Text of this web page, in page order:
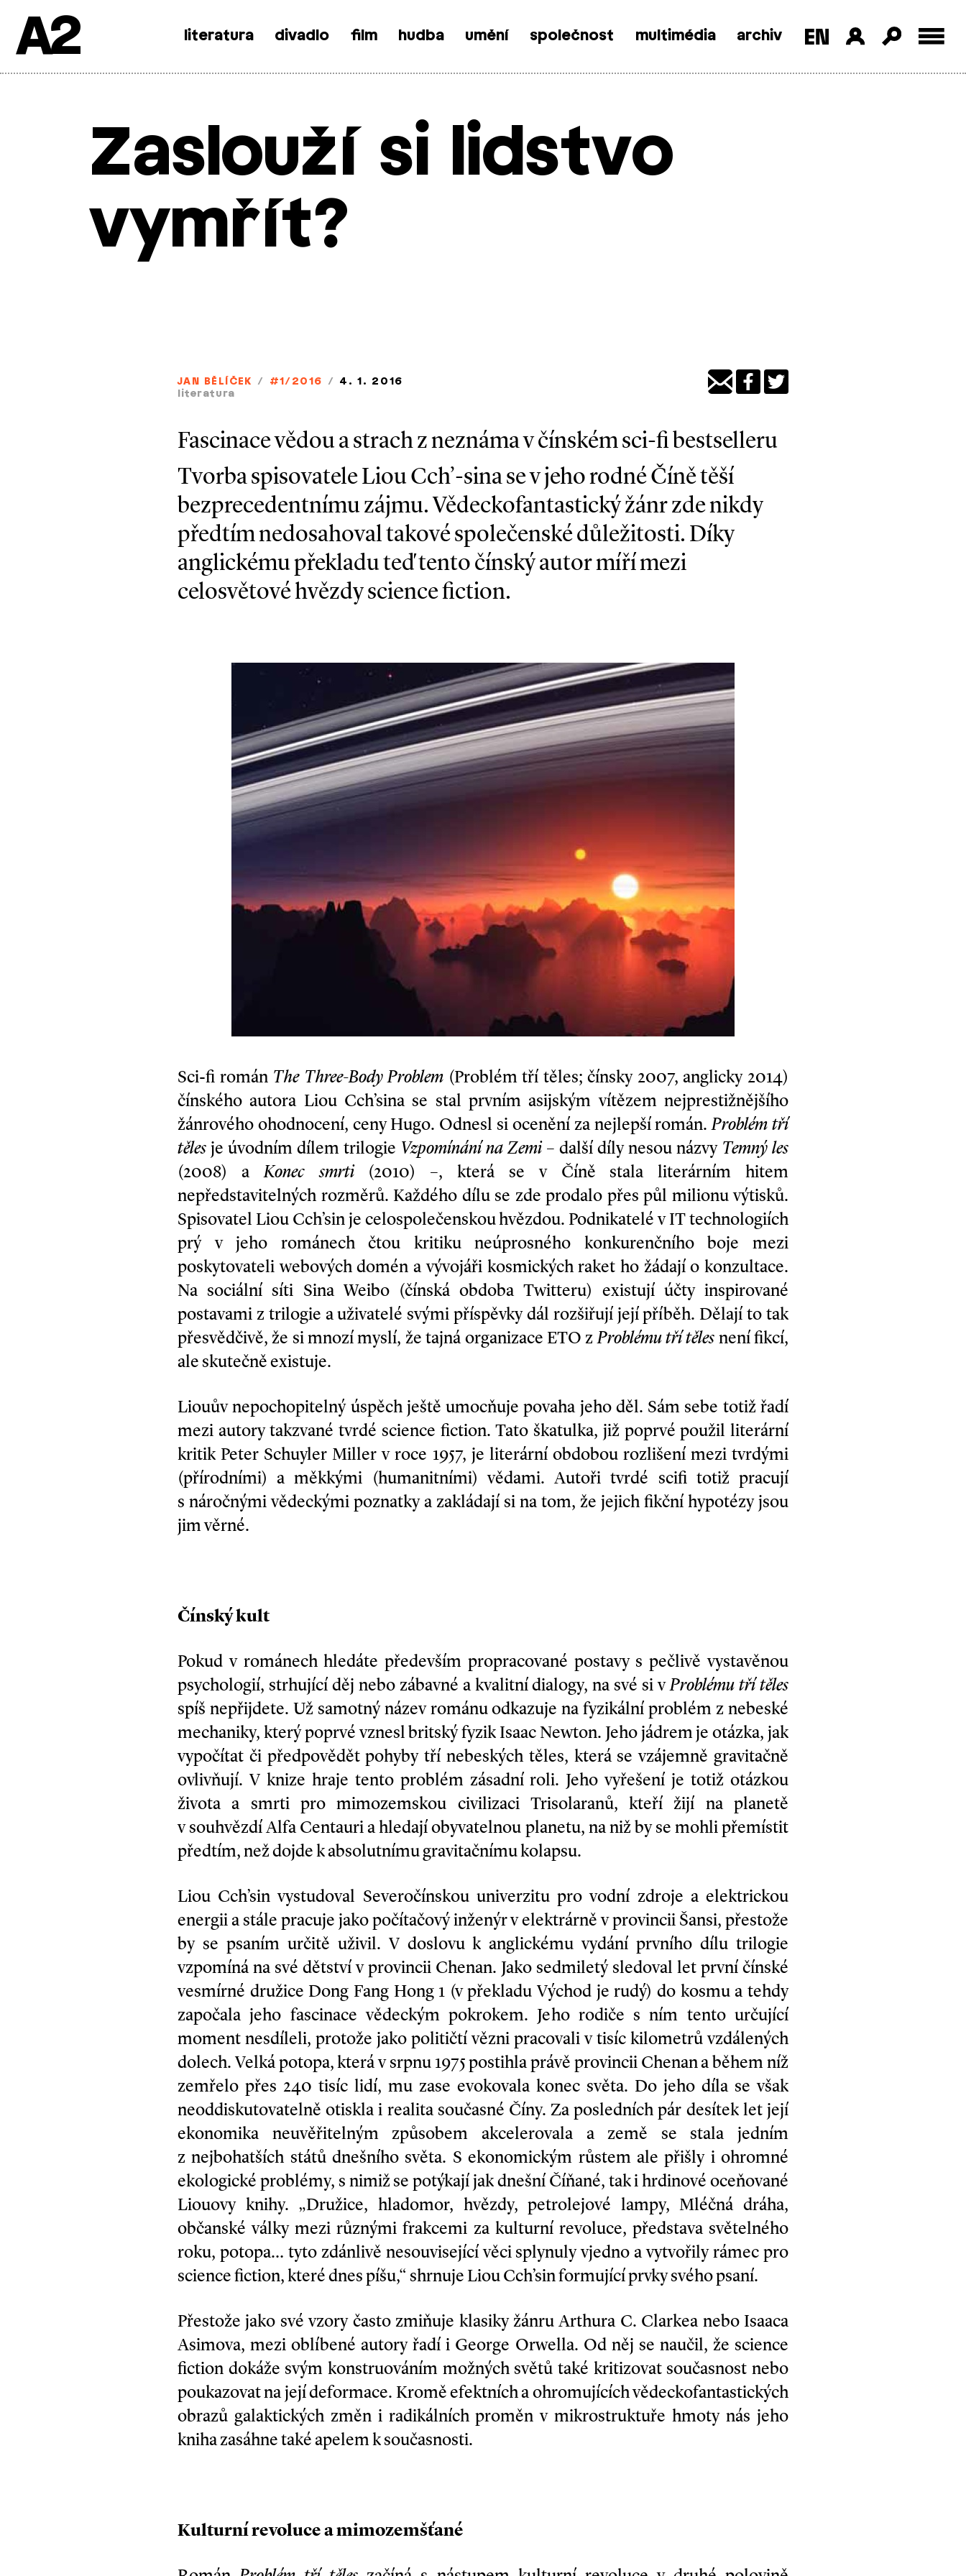
SkipA2 literatura divadlo film hudba umění společnost multimédia archiv
Zaslouží si lidstvo
vymřít?
JAN BĚLÍČEK / #1/2016 / 4. 1. 2016
literatura
Fascinace vědou a strach z neznáma v čínském sci­-fi bestselleru
Tvorba spisovatele Liou Cch’­-sina se v jeho rodné Číně těší
bezprecedentnímu zájmu. Vědeckofantastický žánr zde nikdy
předtím nedosahoval takové společenské důležitosti. Díky
anglickému překladu teď tento čínský autor míří mezi
celosvětové hvězdy science fiction.
Sci­-fi román The Three-Body Problem (Problém tří těles; čínsky 2007, anglicky 2014)
čínského autora Liou Cch’­sina se stal prvním asijským vítězem nejprestižnějšího
žánrového ohodnocení, ceny Hugo. Odnesl si ocenění za nejlepší román.Problém tří
těles je úvodním dílem trilogie Vzpomínání na Zemi– další díly nesou názvy Temný les
(2008) aKonec smrti(2010) –, která se v Číně stala literárním hitem
nepředstavitelných rozměrů. Každého dílu se zde prodalo přes půl milionu výtisků.
Spisovatel Liou Cch’­sin je celospolečenskou hvězdou. Podnikatelé v IT technologiích
prý v jeho románech čtou kritiku neúprosného konkurenčního boje mezi
poskytovateli webových domén a vývojáři kosmických raket ho žádají o konzultace.
Na sociální síti Sina Weibo (čínská obdoba Twitteru) existují účty inspirované
postavami z trilogie a uživatelé svými příspěvky dál rozšiřují její příběh. Dělají to tak
přesvědčivě, že si mnozí myslí, že tajná organizace ETO zProblému tří těles není fikcí,
ale skutečně existuje.
Liouův nepochopitelný úspěch ještě umocňuje povaha jeho děl. Sám sebe totiž řadí
mezi autory takzvané tvrdé science fiction. Tato škatulka, již poprvé použil literární
kritik Peter Schuyler Miller v roce 1957, je literární obdobou rozlišení mezi tvrdými
(přírodními) a měkkými (humanitními) vědami. Autoři tvrdé sci­fi totiž pracují
s náročnými vědeckými poznatky a zakládají si na tom, že jejich fikční hypotézy jsou
jim věrné.
Čínský kult
Pokud v románech hledáte především propracované postavy s pečlivě vystavěnou
psychologií, strhující děj nebo zábavné a kvalitní dialogy, na své si vProblému tří těles
spíš nepřijdete. Už samotný název románu odkazuje na fyzikální problém z nebeské
mechaniky, který poprvé vznesl britský fyzik Isaac Newton. Jeho jádrem je otázka, jak
vypočítat či předpovědět pohyby tří nebeských těles, která se vzájemně gravitačně
ovlivňují. V knize hraje tento problém zásadní roli. Jeho vyřešení je totiž otázkou
života a smrti pro mimozemskou civilizaci Trisolaranů, kteří žijí na planetě
v souhvězdí Alfa Centauri a hledají obyvatelnou planetu, na niž by se mohli přemístit
předtím, než dojde k absolutnímu gravitačnímu kolapsu.
Liou Cch’­sin vystudoval Severočínskou univerzitu pro vodní zdroje a elektrickou
energii a stále pracuje jako počítačový inženýr v elektrárně v provincii Šan­si, přestože
by se psaním určitě uživil. V doslovu k anglickému vydání prvního dílu trilogie
vzpomíná na své dětství v provincii Che­nan. Jako sedmiletý sledoval let první čínské
vesmírné družice Dong Fang Hong 1 (v překladu Východ je rudý) do kosmu a tehdy
započala jeho fascinace vědeckým pokrokem. Jeho rodiče s ním tento určující
moment nesdíleli, protože jako političtí vězni pracovali v tisíc kilometrů vzdálených
dolech. Velká potopa, která v srpnu 1975 postihla právě provincii Che­nan a během níž
zemřelo přes 240 tisíc lidí, mu zase evokovala konec světa. Do jeho díla se však
neoddiskutovatelně otiskla i realita současné Číny. Za posledních pár desítek let její
ekonomika neuvěřitelným způsobem akcelerovala a země se stala jedním
z nejbohatších států dnešního světa. S ekonomickým růstem ale přišly i ohromné
ekologické problémy, s nimiž se potýkají jak dnešní Číňané, tak i hrdinové oceňované
Liouovy knihy. „Družice, hladomor, hvězdy, petrolejové lampy, Mléčná dráha,
občanské války mezi různými frakcemi za kulturní revoluce, představa světelného
roku, potopa… tyto zdánlivě nesouvisející věci splynuly vjedno a vytvořily rámec pro
science fiction, které dnes píšu,“ shrnuje Liou Cch’­sin formující prvky svého psaní.
Přestože jako své vzory často zmiňuje klasiky žánru Arthura C. Clarkea nebo Isaaca
Asimova, mezi oblíbené autory řadí i George Orwella. Od něj se naučil, že science
fiction dokáže svým konstruováním možných světů také kritizovat současnost nebo
poukazovat na její deformace. Kromě efektních a ohromujících vědeckofantastických
obrazů galaktických změn i radikálních proměn v mikrostruktuře hmoty nás jeho
kniha zasáhne také apelem k současnosti.
Kulturní revoluce a mimozemšťané